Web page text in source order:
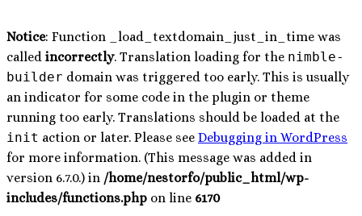
Notice: Function _load_textdomain_just_in_time was
called incorrectly. Translation loading for the nimble-
builder domain was triggered too early. This is usually
an indicator for some code in the plugin or theme
running too early. Translations should be loaded at the
init action or later. Please see Debugging in WordPress
for more information. (This message was added in
version 6.7.0.) in /home/nestorfo/public_html/wp-
includes/functions.php on line 6170